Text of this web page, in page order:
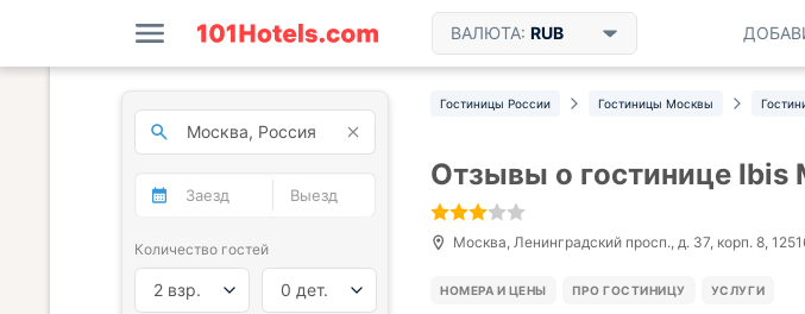
ВАЛЮТА: RUB
Гостиницы России Гостиницы Москвы
Отзывы о гостинице Ibis
Москва, Ленинградский просп., д. 37, корп. 8,
НОМЕРА И ЦЕНЫ ПРО ГОСТИНИЦУ УСЛУГИ
Количество гостей
2 взр. 0 дет.